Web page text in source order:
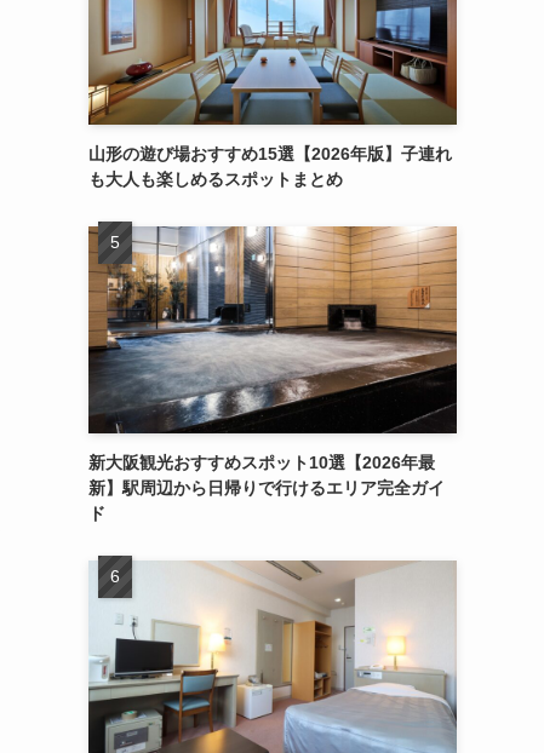
山形の遊び場おすすめ15選【2026年版】子連れ
も大人も楽しめるスポットまとめ
新大阪観光おすすめスポット10選【2026年最
新】駅周辺から日帰りで行けるエリア完全ガイ
ド